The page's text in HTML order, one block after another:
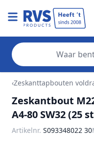
Ga naar de inhoud
‹Zeskanttapbouten
Zeskantbout
A4-80 SW32 (25
Artikelnr. S093348022 30